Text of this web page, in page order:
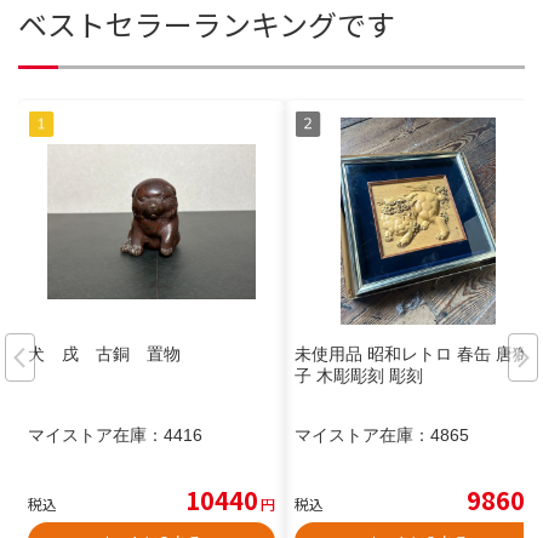
ベストセラーランキングです
犬 戌 古銅 置物
マイストア在庫： 4416
税込 10440円
未使用品 昭和レトロ 春缶 唐獅
子 木彫彫刻 彫刻
マイストア在庫： 4865
税込 9860